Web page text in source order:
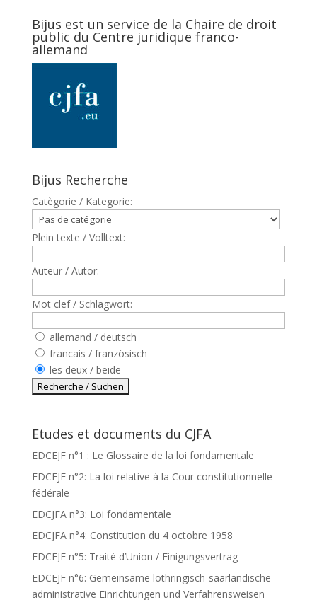
Bijus est un service de la Chaire de droit
public du Centre juridique franco-
allemand
Bijus Recherche
Catègorie / Kategorie:
Plein texte / Volltext:
Auteur / Autor:
Mot clef / Schlagwort:
allemand / deutsch
francais / französisch
les deux / beide
Etudes et documents du CJFA
EDCEJF n°1 : Le Glossaire de la loi fondamentale
EDCEJF n°2: La loi relative à la Cour constitutionnelle
fédérale
EDCJFA n°3: Loi fondamentale
EDCJFA n°4: Constitution du 4 octobre 1958
EDCEJF n°5: Traité d’Union / Einigungsvertrag
EDCEJF n°6: Gemeinsame lothringisch-saarländische
administrative Einrichtungen und Verfahrensweisen